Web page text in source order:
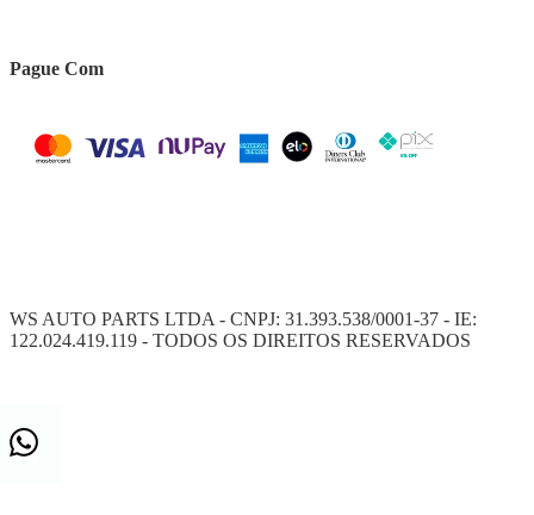
Pague Com
WS AUTO PARTS LTDA - CNPJ: 31.393.538/0001-37 - IE:
122.024.419.119 - TODOS OS DIREITOS RESERVADOS